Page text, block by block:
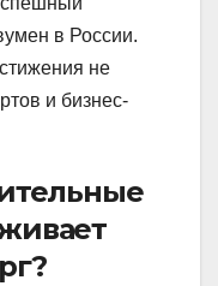
в России.
не
и бизнес-